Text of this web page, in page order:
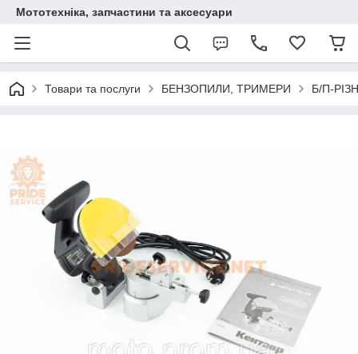
Мототехніка, запчастини та аксесуари
Товари та послуги БЕНЗОПИЛИ, ТРИМЕРИ Б/П-